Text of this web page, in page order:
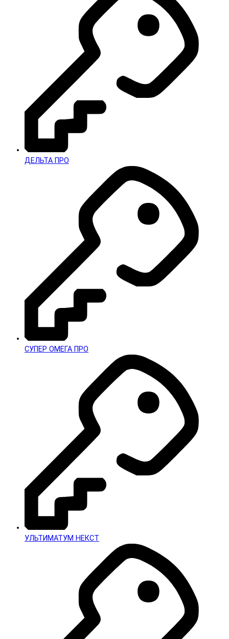
ДЕЛЬТА ПРО
СУПЕР ОМЕГА ПРО
УЛЬТИМАТУМ НЕКСТ